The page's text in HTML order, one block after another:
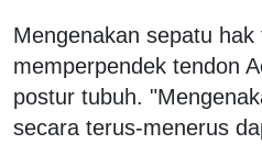
Mengenakan sepatu hak
memperpendek tendon
postur tubuh.
secara terus-menerus